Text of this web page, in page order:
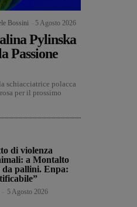
Bossini 5 Agosto 2026
Pylinska
Passione
schiacciatrice polacca
per il prossimo
di violenza
a Montalto
da pallini. Enpa:
5 Agosto 2026